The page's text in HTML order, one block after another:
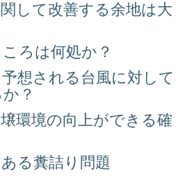
して改善する余地は大
ろは何処か？
想される台風に対して
？
環境の向上ができる確
る糞詰り問題